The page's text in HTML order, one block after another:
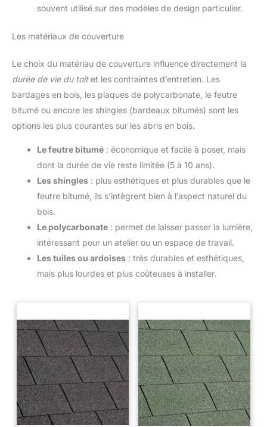
souvent utilisé sur des modèles de design particulier.
Les matériaux de couverture
Le choix du matériau de couverture influence directement la
durée de vie du toitet les contraintes d’entretien. Les
bardages en bois, les plaques de polycarbonate, le feutre
bitumé ou encore les shingles (bardeaux bitumés) sont les
options les plus courantes sur les abris en bois.
Le feutre bitumé : économique et facile à poser, mais
dont la durée de vie reste limitée (5 à 10 ans).
Les shingles : plus esthétiques et plus durables que le
feutre bitumé, ils s’intègrent bien à l’aspect naturel du
bois.
Le polycarbonate : permet de laisser passer la lumière,
intéressant pour un atelier ou un espace de travail.
Les tuiles ou ardoises : très durables et esthétiques,
mais plus lourdes et plus coûteuses à installer.